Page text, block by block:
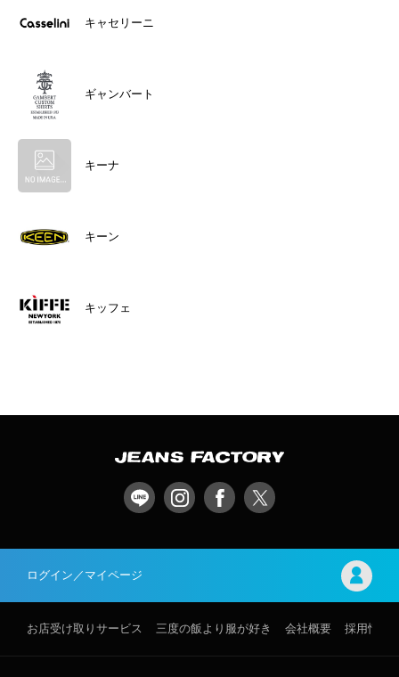
キャセリーニ
ギャンバート
キーナ
キーン
キッフェ
ログイン／マイページ
お店受け取りサービス 三度の飯より服が好き 会社概要 採用情報